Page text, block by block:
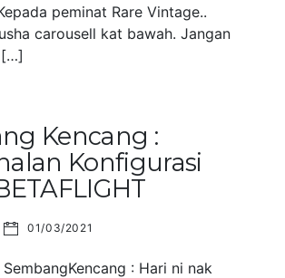
peminat Rare Vintage..
carousell kat bawah. Jangan
[…]
Kencang :
Konfigurasi
01/03/2021
SembangKencang : Hari ni nak